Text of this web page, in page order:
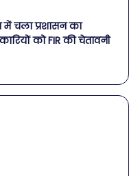
में चला प्रशासन का
को FIR की चेतावनी